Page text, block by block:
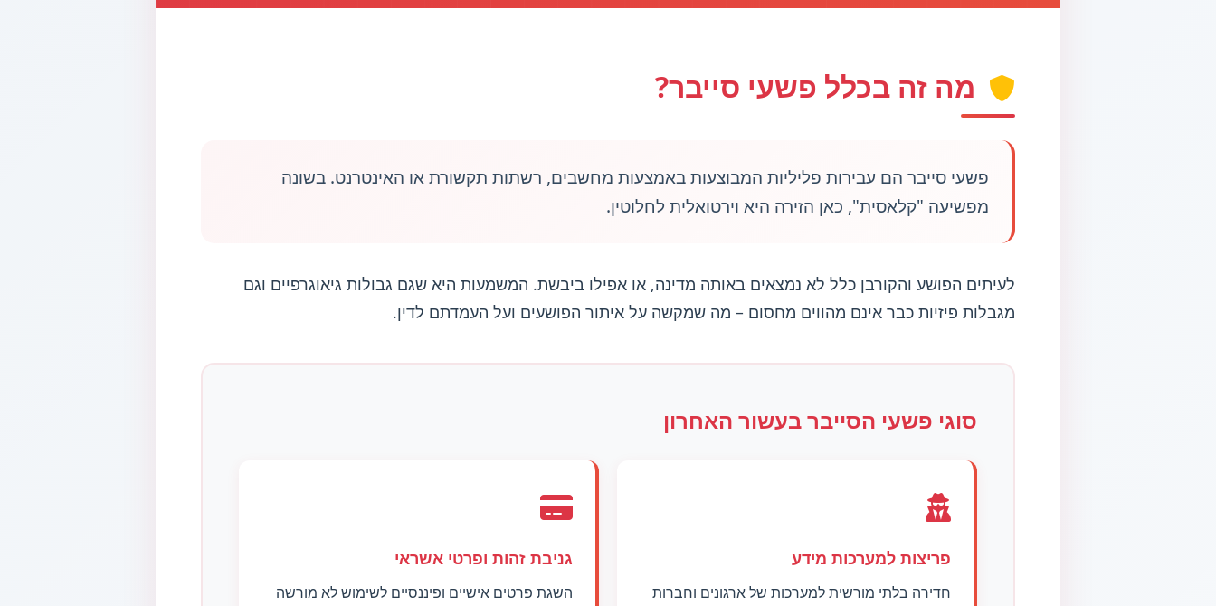
מה זה בכלל פשעי סייבר?
פשעי סייבר הם עבירות פליליות המבוצעות באמצעות מחשבים, רשתות תקשורת או האינטרנט. בשונה
מפשיעה "קלאסית", כאן הזירה היא וירטואלית לחלוטין.
לעיתים הפושע והקורבן כלל לא נמצאים באותה מדינה, או אפילו ביבשת. המשמעות היא שגם גבולות גיאוגרפיים וגם
מגבלות פיזיות כבר אינם מהווים מחסום – מה שמקשה על איתור הפושעים ועל העמדתם לדין.
סוגי פשעי הסייבר בעשור האחרון
פריצות למערכות מידע
חדירה בלתי מורשית למערכות של ארגונים וחברות
גניבת זהות ופרטי אשראי
השגת פרטים אישיים ופיננסיים לשימוש לא מורשה